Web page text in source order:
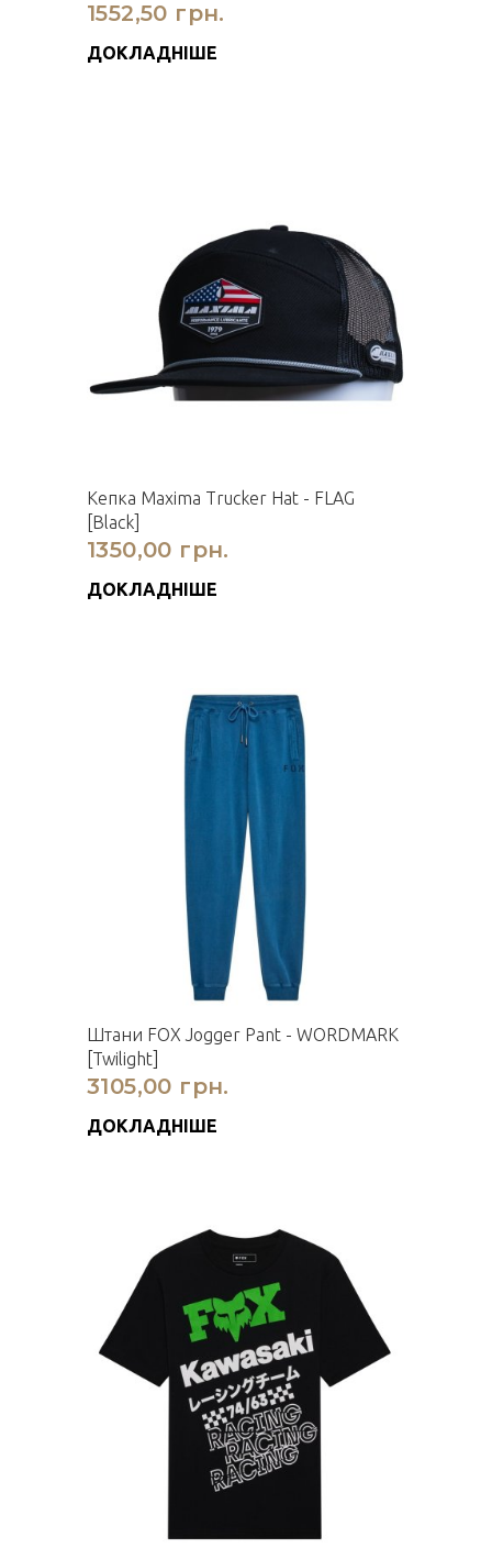
1552,50 грн.
ДОКЛАДНІШЕ
Кепка Maxima Trucker Hat - FLAG
[Black]
1350,00 грн.
ДОКЛАДНІШЕ
Штани FOX Jogger Pant - WORDMARK
[Twilight]
3105,00 грн.
ДОКЛАДНІШЕ